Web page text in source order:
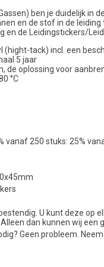
ben je duidelijk in
en de stof in de leiding
de Leidingstickers/
(hight-tack) incl. een
5 jaar
oplossing voor
°C
vanaf 250 stuks: 25%
U kunt deze op
dan kunnen wij een
Geen probleem.